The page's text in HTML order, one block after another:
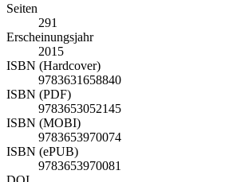
Seiten
291
Erscheinungsjahr
2015
ISBN (Hardcover)
9783631658840
ISBN (PDF)
9783653052145
ISBN (MOBI)
9783653970074
ISBN (ePUB)
9783653970081